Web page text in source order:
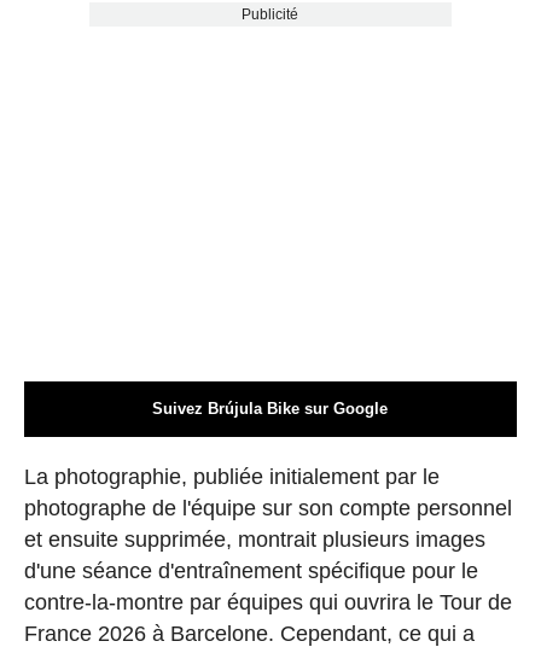
Publicité
Suivez Brújula Bike sur Google
La photographie, publiée initialement par le
photographe de l'équipe sur son compte personnel
et ensuite supprimée, montrait plusieurs images
d'une séance d'entraînement spécifique pour le
contre-la-montre par équipes qui ouvrira le Tour de
France 2026 à Barcelone. Cependant, ce qui a